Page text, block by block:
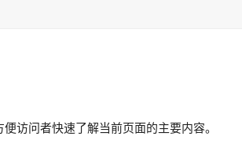
访问者快速了解当前页面的主要内容。